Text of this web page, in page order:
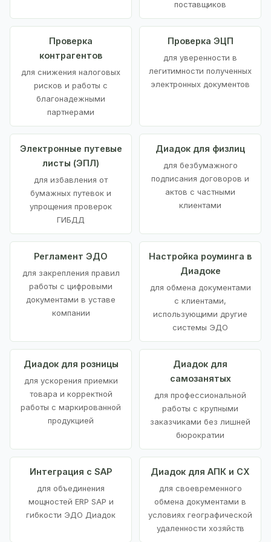
поставщиков
Проверка
контрагентов
для снижения налоговых
рисков и работы с
благонадежными
партнерами
Проверка ЭЦП
для уверенности в
легитимности полученных
электронных документов
Электронные путевые
листы (ЭПЛ)
для избавления от
бумажных путевок и
упрощения проверок
ГИБДД
Диадок для физлиц
для безбумажного
подписания договоров и
актов с частными
клиентами
Регламент ЭДО
для закрепления правил
работы с цифровыми
документами в уставе
компании
Настройка роуминга в
Диадоке
для обмена документами
с клиентами,
использующими другие
системы ЭДО
Диадок для розницы
для ускорения приемки
товара и корректной
работы с маркированной
продукцией
Диадок для
самозанятых
для профессиональной
работы с крупными
заказчиками без лишней
бюрократии
Интеграция с SAP
для объединения
мощностей ERP SAP и
гибкости ЭДО Диадок
Диадок для АПК и СХ
для своевременного
обмена документами в
условиях географической
удаленности хозяйств